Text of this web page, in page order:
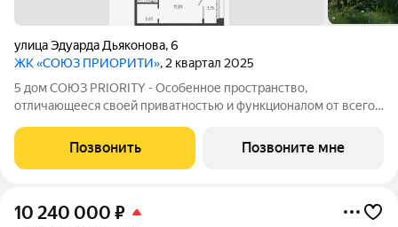
улица Эдуарда Дьяконова,6
ЖК «СОЮЗ ПРИОРИТИ», 2 квартал 2025
5 дом СОЮЗ PRIORITY - Особенное пространство,
отличающееся своей приватностью и функционалом от всего
предпочитает более камерный формат жилья чувствовал себя
дома. Дом, обладающий потрясающими
Позвонить Позвоните мне
10 240 000 ₽